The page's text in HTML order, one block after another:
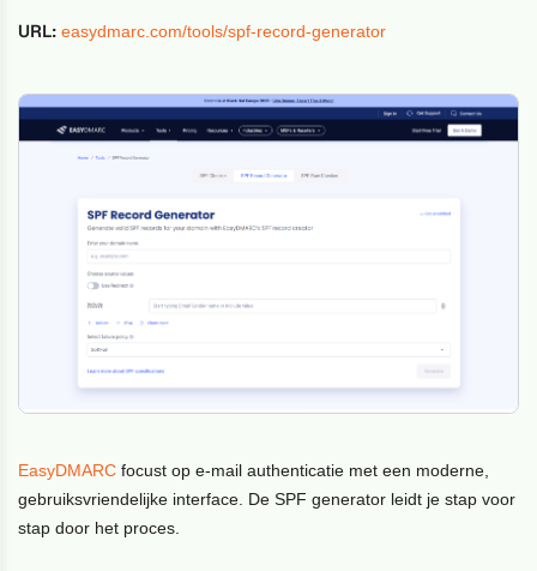
URL: easydmarc.com/tools/spf-record-generator
EasyDMARC focust op e-mail authenticatie met een moderne,
gebruiksvriendelijke interface. De SPF generator leidt je stap voor
stap door het proces.